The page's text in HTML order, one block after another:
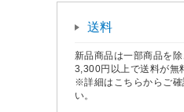
送料
新品商品は一部商品を除
3,300円以上で送料が無
※詳細はこちらからご確
い。